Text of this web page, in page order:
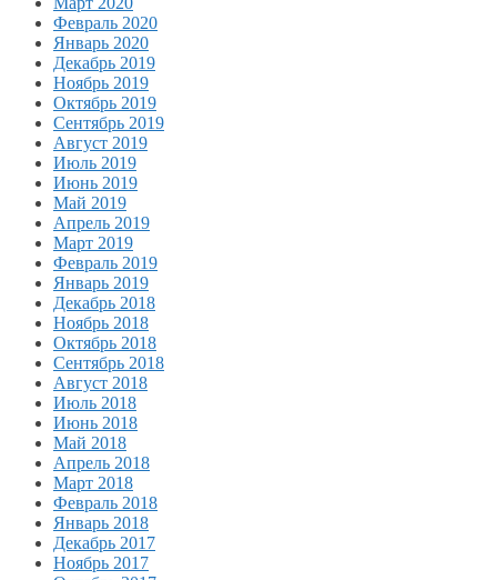
Февраль 2020
Январь 2020
Декабрь 2019
Ноябрь 2019
Октябрь 2019
Сентябрь 2019
Август 2019
Июль 2019
Июнь 2019
Май 2019
Апрель 2019
Март 2019
Февраль 2019
Январь 2019
Декабрь 2018
Ноябрь 2018
Октябрь 2018
Сентябрь 2018
Август 2018
Июль 2018
Июнь 2018
Май 2018
Апрель 2018
Март 2018
Февраль 2018
Январь 2018
Декабрь 2017
Ноябрь 2017